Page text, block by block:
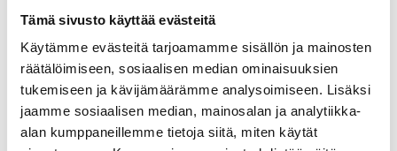
Tämä sivusto käyttää evästeitä
Käytämme evästeitä tarjoamamme sisällön ja mainosten
räätälöimiseen, sosiaalisen median ominaisuuksien
tukemiseen ja kävijämäärämme analysoimiseen. Lisäksi
jaamme sosiaalisen median, mainosalan ja analytiikka-
alan kumppaneillemme tietoja siitä, miten käytät
Lisätietoja kiinteistönhoidosta:
Kotikatu Oy / Länsiväylä
Isännöitsijätoimisto:
Kiinteistöpalvelu Talovarma Oy
Isännöitsijän nimi: